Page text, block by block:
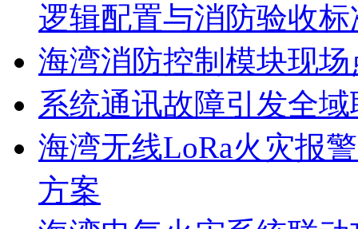
逻辑配置与消防验收标
海湾消防控制模块现
系统通讯故障引发全
海湾无线LoRa火灾报
方案